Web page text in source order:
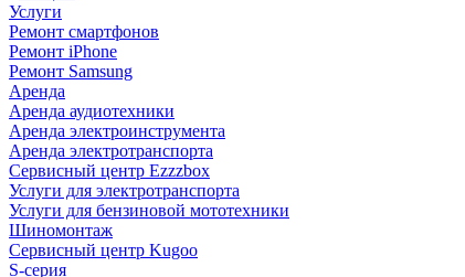
Услуги
Ремонт смартфонов
Ремонт iPhone
Ремонт Samsung
Аренда
Аренда аудиотехники
Аренда электроинструмента
Аренда электротранспорта
Сервисный центр Ezzzbox
Услуги для электротранспорта
Услуги для бензиновой мототехники
Шиномонтаж
Сервисный центр Kugoo
S-cерия